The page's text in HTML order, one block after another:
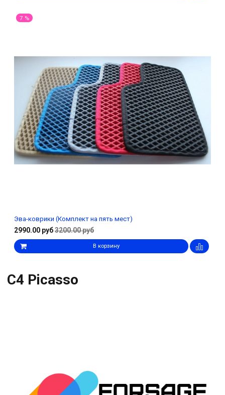
7 %
Эва-коврики (Комплект на пять мест)
2990.00 руб3200.00 руб
В корзину
C4 Picasso